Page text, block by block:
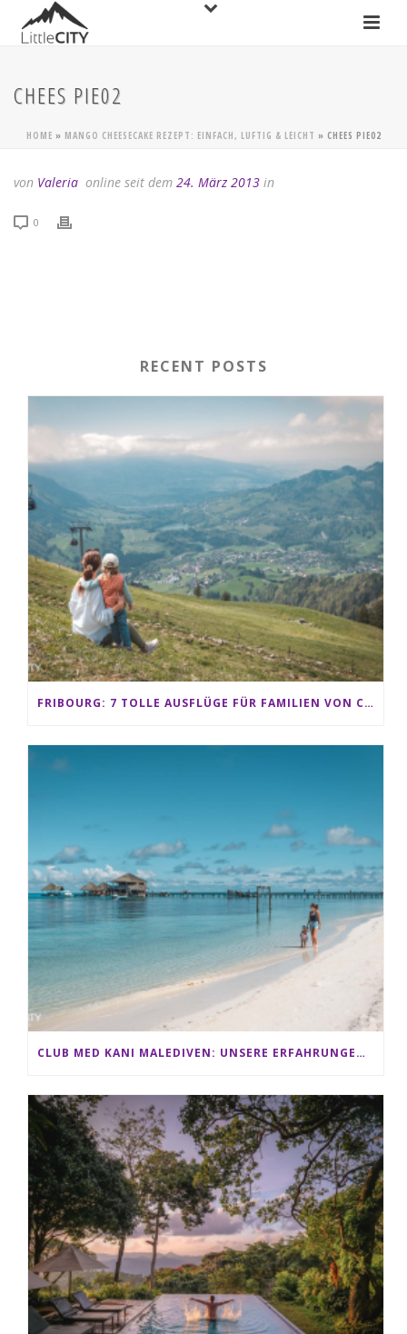
CHEES PIE02
HOME » MANGO CHEESECAKE REZEPT: EINFACH, LUFTIG & LEICHT » CHEES PIE02
von Valeria online seit dem 24. März 2013 in
0
RECENT POSTS
FRIBOURG: 7 TOLLE AUSFLÜGE FÜR FAMILIEN VON CHARMEY BIS LES PACCOTS
CLUB MED KANI MALEDIVEN: UNSERE ERFAHRUNGEN IM ALL-INCLUSIVE PARADIES